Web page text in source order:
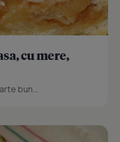
cu mere,
bun...